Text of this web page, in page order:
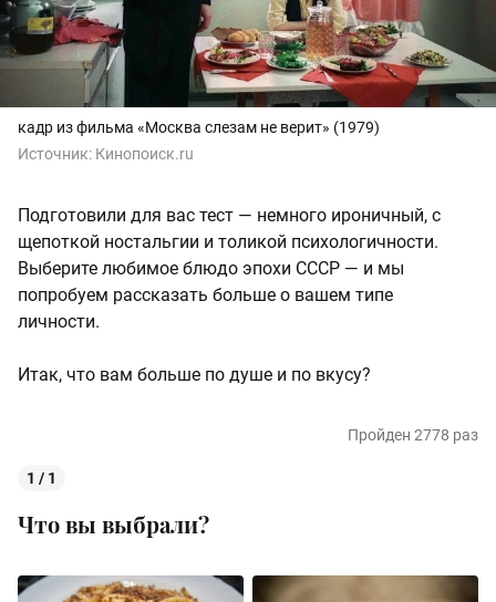
кадр из фильма «Москва слезам не верит» (1979)
Источник: Кинопоиск.ru
Подготовили для вас тест — немного ироничный, с
щепоткой ностальгии и толикой психологичности.
Выберите любимое блюдо эпохи СССР — и мы
попробуем рассказать больше о вашем типе
личности.
Итак, что вам больше по душе и по вкусу?
Пройден 2778 раз
1 / 1
Что вы выбрали?